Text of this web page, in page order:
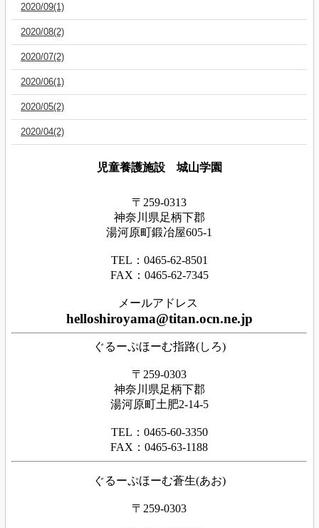
2020/09(1)
2020/08(2)
2020/07(2)
2020/06(1)
2020/05(2)
2020/04(2)
児童養護施設 城山学園
〒259-0313
神奈川県足柄下郡
湯河原町鍛冶屋605-1
TEL：0465‐62‐8501
FAX：0465‐62‐7345
メールアドレス
helloshiroyama@titan.ocn.ne.jp
ぐるーぷほーむ指路(しろ)
〒259-0303
神奈川県足柄下郡
湯河原町土肥2-14-5
TEL：0465-60-3350
FAX：0465-63-1188
ぐるーぷほーむ蒼生(あお)
〒259-0303